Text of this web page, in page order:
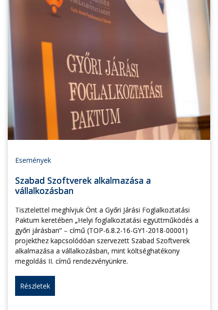
Események
Szabad Szoftverek alkalmazása a
vállalkozásban
Tisztelettel meghívjuk Önt a Győri Járási Foglalkoztatási
Paktum keretében „Helyi foglalkoztatási együttműködés a
győri járásban” – című (TOP-6.8.2-16-GY1-2018-00001)
projekthez kapcsolódóan szervezett Szabad Szoftverek
alkalmazása a vállalkozásban, mint költséghatékony
megoldás II. című rendezvényünkre.
Részletek